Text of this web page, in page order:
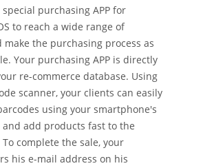
purchasing APP for
to reach a wide range of
make the purchasing process as
Your purchasing APP is directly
re-commerce database. Using
scanner, your clients can easily
using your smartphone's
add products fast to the
complete the sale, your
his e-mail address on his